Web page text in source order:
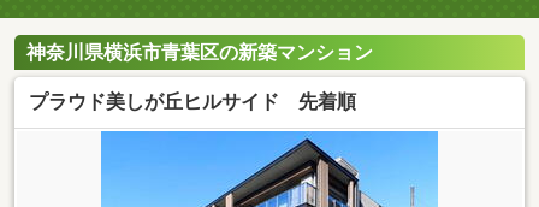
神奈川県横浜市青葉区の新築マンション
プラウド美しが丘ヒルサイド 先着順